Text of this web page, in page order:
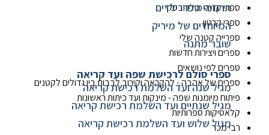
קדיה מולדובסקי
קרטון
קטנה שלי
ויצירות חדשות
לפי נושאים
של אהבה - להקראה וקירוב לבבות בין גדולים לקטנים
מיומנות שפה - מינקות ועד כיתות ראשונות
ספרותיות
מכר
תרגומי ספרי ילדים
המיוחדים של מיריק
שובר מתנה
ספרי סולם לרכישת שפה ועד קריאה
מגיל שנה ועד השלמת רכישת קריאה
מגיל שנתיים ועד השלמת רכישת קריאה
מגיל שלוש ועד השלמת רכישת קריאה